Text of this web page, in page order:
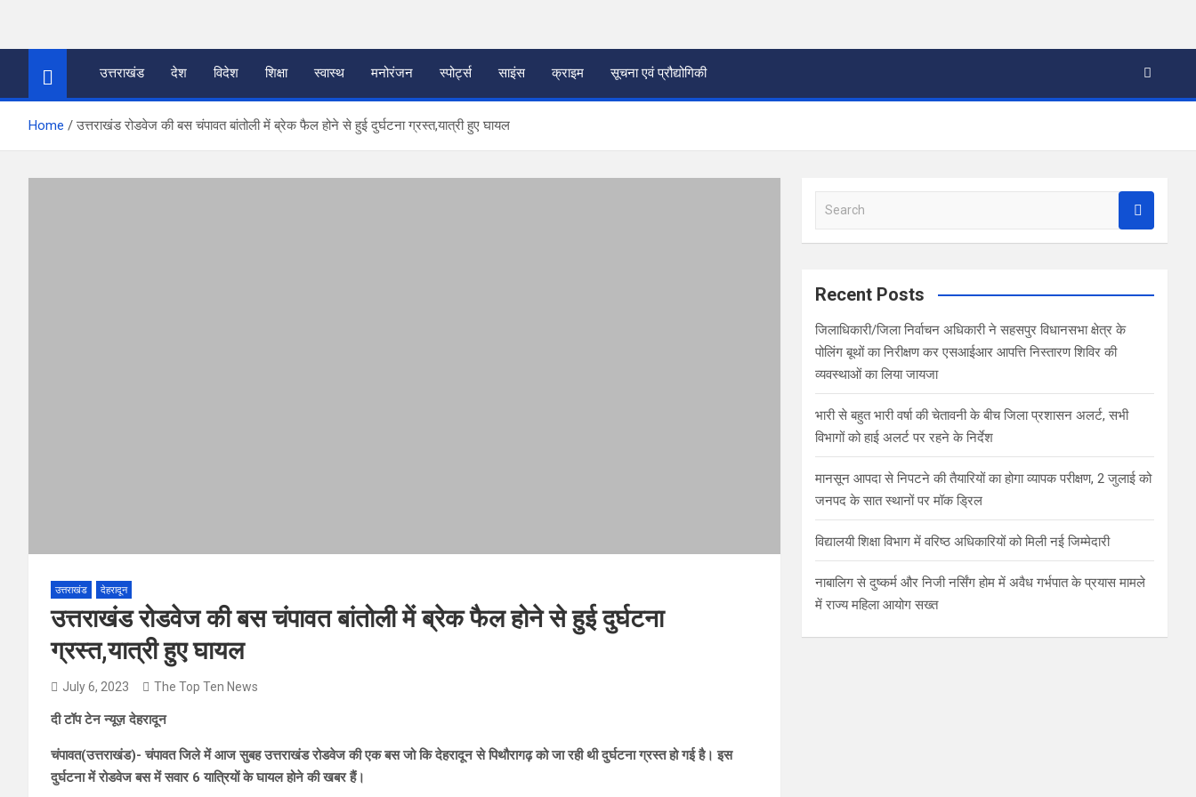
contentthetoptennews.com
उत्तराखंड
देश विदेश शिक्षा स्वास्थ मनोरंजन स्पोर्ट्स साइंस क्राइम सूचना एवं प्रौद्योगिकी
Home उत्तराखंड रोडवेज की बस चंपावत बांतोली में ब्रेक फैल होने से हुई दुर्घटना ग्रस्त,यात्री हुए घायल
उत्तराखंड देहरादून
उत्तराखंड रोडवेज की बस चंपावत बांतोली में ब्रेक फैल होने से हुई दुर्घटना
ग्रस्त,यात्री हुए घायल
July 6, 2023 The Top Ten News
दी टॉप टेन न्यूज़ देहरादून
चंपावत(उत्तराखंड)- चंपावत जिले में आज सुबह उत्तराखंड रोडवेज की एक बस जो कि देहरादून से पिथौरागढ़ को जा रही थी दुर्घटना ग्रस्त हो गई है। इस
दुर्घटना में रोडवेज बस में सवार 6 यात्रियों के घायल होने की खबर हैं।
a
c
Recent Posts
जिलाधिकारी/जिला निर्वाचन अधिकारी ने सहसपुर विधानसभा क्षेत्र के
पोलिंग बूथों का निरीक्षण कर एसआईआर आपत्ति निस्तारण शिविर की
व्यवस्थाओं का लिया जायजा
भारी से बहुत भारी वर्षा की चेतावनी के बीच जिला प्रशासन अलर्ट, सभी
विभागों को हाई अलर्ट पर रहने के निर्देश
मानसून आपदा से निपटने की तैयारियों का होगा व्यापक परीक्षण, 2 जुलाई को
जनपद के सात स्थानों पर मॉक ड्रिल
विद्यालयी शिक्षा विभाग में वरिष्ठ अधिकारियों को मिली नई जिम्मेदारी
नाबालिग से दुष्कर्म और निजी नर्सिंग होम में अवैध गर्भपात के प्रयास मामले
में राज्य महिला आयोग सख्त